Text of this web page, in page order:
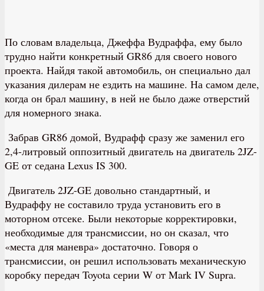
По словам владельца, Джеффа Вудраффа, ему было
трудно найти конкретный GR86 для своего нового
проекта. Найдя такой автомобиль, он специально дал
указания дилерам не ездить на машине. На самом деле,
когда он брал машину, в ней не было даже отверстий
для номерного знака.
Забрав GR86 домой, Вудрафф сразу же заменил его
2,4-литровый оппозитный двигатель на двигатель 2JZ-
GE от седана Lexus IS 300.
Двигатель 2JZ-GE довольно стандартный, и
Вудраффу не составило труда установить его в
моторном отсеке. Были некоторые корректировки,
необходимые для трансмиссии, но он сказал, что
«места для маневра» достаточно. Говоря о
трансмиссии, он решил использовать механическую
коробку передач Toyota серии W от Mark IV Supra.